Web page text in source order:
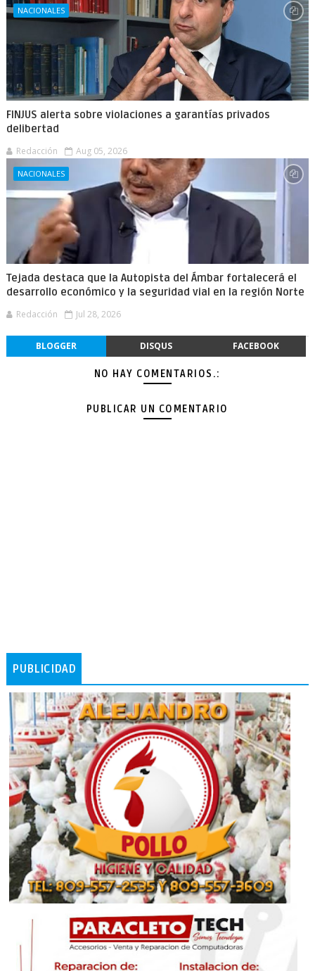
NACIONALES
FINJUS alerta sobre violaciones a garantías privados
delibertad
Redacción Aug 05, 2026
NACIONALES
Tejada destaca que la Autopista del Ámbar fortalecerá el
desarrollo económico y la seguridad vial en la región Norte
Redacción Jul 28, 2026
BLOGGER DISQUS FACEBOOK
NO HAY COMENTARIOS.:
PUBLICAR UN COMENTARIO
PUBLICIDAD